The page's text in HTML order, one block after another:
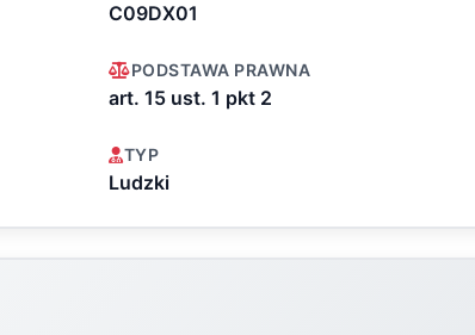
C09DX01
PODSTAWA PRAWNA
art. 15 ust. 1 pkt 2
TYP
Ludzki